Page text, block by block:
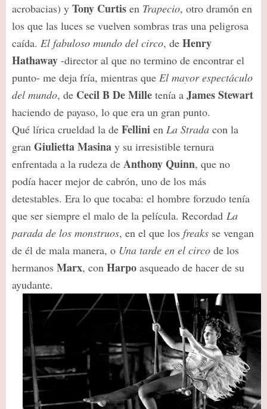
acrobacias) y Tony Curtis en Trapecio, otro dramón en
los que las luces se vuelven sombras tras una peligrosa
caída. El fabuloso mundo del circo, de Henry
Hathaway -director al que no termino de encontrar el
punto- me deja fría, mientras que El mayor espectáculo
del mundo, de Cecil B De Mille tenía a James Stewart
haciendo de payaso, lo que era un gran punto.
Qué lírica crueldad la de Fellini en La Strada con la
gran Giulietta Masina y su irresistible ternura
enfrentada a la rudeza de Anthony Quinn, que no
podía hacer mejor de cabrón, uno de los más
detestables. Era lo que tocaba: el hombre forzudo tenía
que ser siempre el malo de la película. Recordad La
parada de los monstruos, en el que los freaks se vengan
de él de mala manera, o Una tarde en el circo de los
hermanos Marx, con Harpo asqueado de hacer de su
ayudante.